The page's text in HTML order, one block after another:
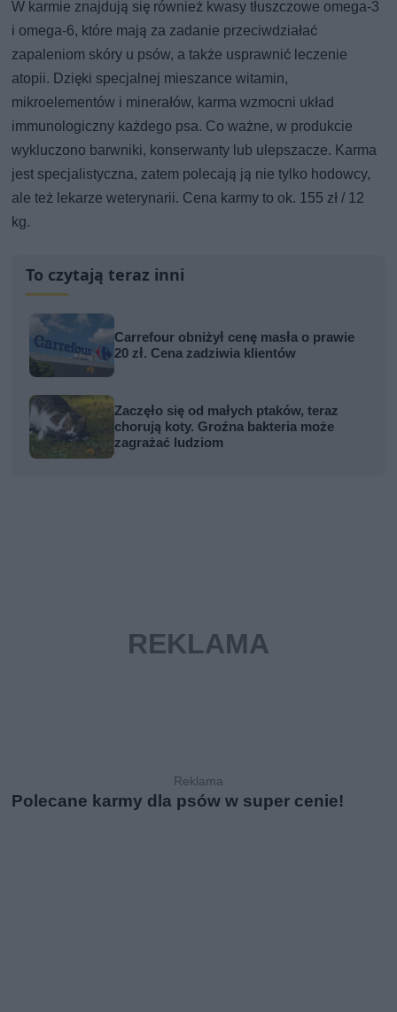
W karmie znajdują się również kwasy tłuszczowe omega-3
i omega-6, które mają za zadanie przeciwdziałać
zapaleniom skóry u psów, a także usprawnić leczenie
atopii. Dzięki specjalnej mieszance witamin,
mikroelementów i minerałów, karma wzmocni układ
immunologiczny każdego psa. Co ważne, w produkcie
wykluczono barwniki, konserwanty lub ulepszacze. Karma
jest specjalistyczna, zatem polecają ją nie tylko hodowcy,
ale też lekarze weterynarii. Cena karmy to ok. 155 zł / 12
kg.
To czytają teraz inni
Carrefour obniżył cenę masła o prawie
20 zł. Cena zadziwia klientów
Zaczęło się od małych ptaków, teraz
chorują koty. Groźna bakteria może
zagrażać ludziom
Polecane karmy dla psów w super cenie!